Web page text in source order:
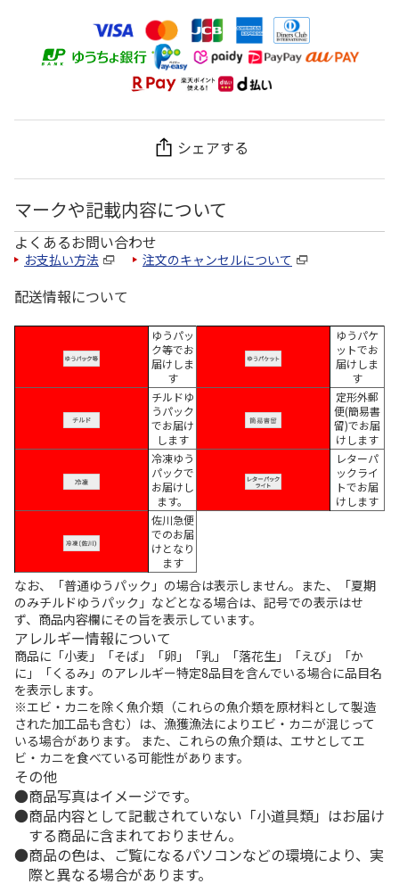
シェアする
マークや記載内容について
よくあるお問い合わせ
お支払い方法 注文のキャンセルについて
配送情報について
ゆうパッ
ク等でお
届けしま
す
ゆうパケ
ットでお
届けしま
す
チルドゆ
うパック
でお届け
します
定形外郵
便(簡易書
留)でお届
けします
冷凍ゆう
パックで
お届けし
ます。
レターパ
ックライ
トでお届
けします
佐川急便
でのお届
けとなり
ます
なお、「普通ゆうパック」の場合は表示しません。また、「夏期
のみチルドゆうパック」などとなる場合は、記号での表示はせ
ず、商品内容欄にその旨を表示しています。
アレルギー情報について
商品に「小麦」「そば」「卵」「乳」「落花生」「えび」「か
に」「くるみ」のアレルギー特定8品目を含んでいる場合に品目名
を表示します。
※エビ・カニを除く魚介類（これらの魚介類を原材料として製造
された加工品も含む）は、漁獲漁法によりエビ・カニが混じって
いる場合があります。 また、これらの魚介類は、エサとしてエ
ビ・カニを食べている可能性があります。
その他
商品写真はイメージです。
商品内容として記載されていない「小道具類」はお届け
する商品に含まれておりません。
商品の色は、ご覧になるパソコンなどの環境により、実
際と異なる場合があります。